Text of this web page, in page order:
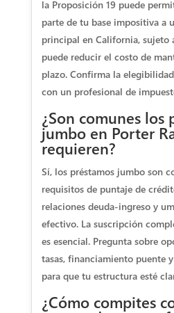
la Proposición 19 puede
parte de tu base impositiva a
principal en California, sujeto
puede reducir el costo de
plazo. Confirma la
con un profesional de
¿Son comunes los
jumbo en Porter
requieren?
Sí, los préstamos jumbo son
requisitos de puntaje de
relaciones deuda-ingreso y
efectivo. La suscripción
es esencial. Pregunta sobre
tasas, financiamiento puente
para que tu estructura esté
¿Cómo compites